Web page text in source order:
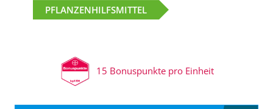
PFLANZENHILFSMITTEL
15 Bonuspunkte pro Einheit